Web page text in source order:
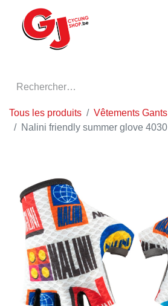
Tous les produits
Vêtements Gants
Nalini friendly summer glove 4030